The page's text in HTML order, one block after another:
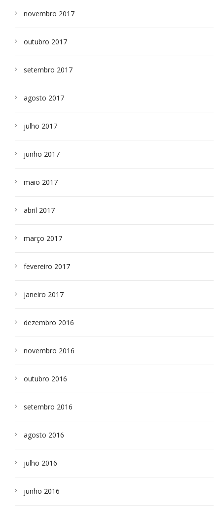
novembro 2017
outubro 2017
setembro 2017
agosto 2017
julho 2017
junho 2017
maio 2017
abril 2017
março 2017
fevereiro 2017
janeiro 2017
dezembro 2016
novembro 2016
outubro 2016
setembro 2016
agosto 2016
julho 2016
junho 2016